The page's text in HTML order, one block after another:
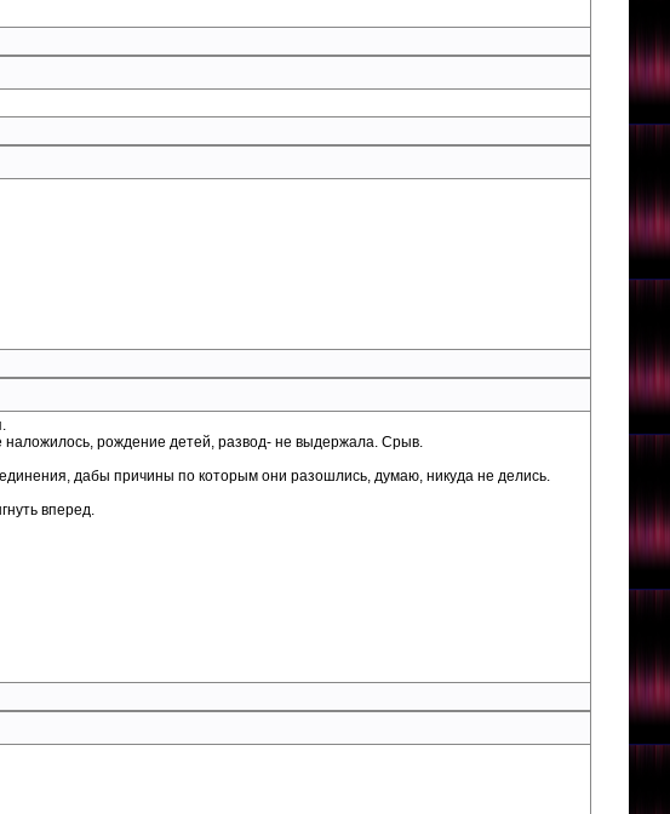
наложилось, рождение детей, развод- не выдержала. Срыв.
дабы причины по которым они разошлись, думаю, никуда не делись.
вперед.